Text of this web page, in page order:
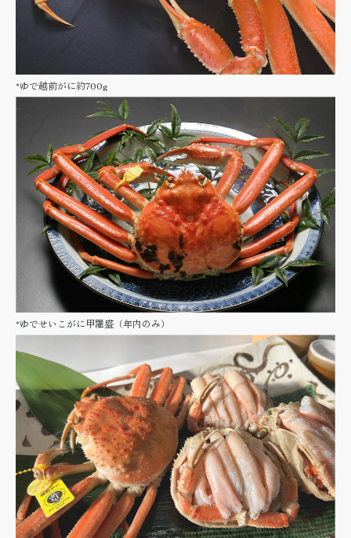
*ゆで越前がに約700g
*ゆでせいこがに甲羅盛（年内のみ）